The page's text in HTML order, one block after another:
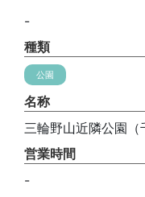
-
種類
公園
名称
三輪野山近隣公園（
営業時間
-